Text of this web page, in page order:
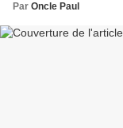
Par Oncle Paul